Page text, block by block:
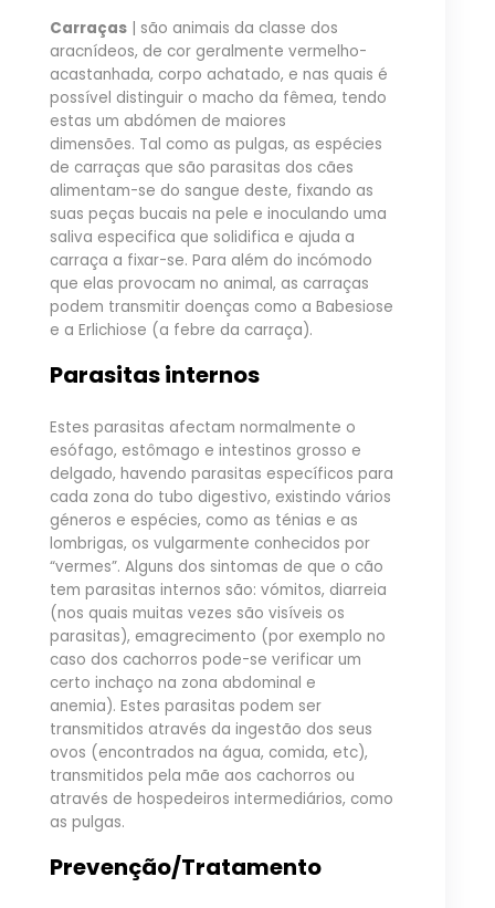
Carraças | são animais da classe dos
aracnídeos, de cor geralmente vermelho-
acastanhada, corpo achatado, e nas quais é
possível distinguir o macho da fêmea, tendo
estas um abdómen de maiores
dimensões. Tal como as pulgas, as espécies
de carraças que são parasitas dos cães
alimentam-se do sangue deste, fixando as
suas peças bucais na pele e inoculando uma
saliva especifica que solidifica e ajuda a
carraça a fixar-se. Para além do incómodo
que elas provocam no animal, as carraças
podem transmitir doenças como a Babesiose
e a Erlichiose (a febre da carraça).
Parasitas internos
Estes parasitas afectam normalmente o
esófago, estômago e intestinos grosso e
delgado, havendo parasitas específicos para
cada zona do tubo digestivo, existindo vários
géneros e espécies, como as ténias e as
lombrigas, os vulgarmente conhecidos por
“vermes”. Alguns dos sintomas de que o cão
tem parasitas internos são: vómitos, diarreia
(nos quais muitas vezes são visíveis os
parasitas), emagrecimento (por exemplo no
caso dos cachorros pode-se verificar um
certo inchaço na zona abdominal e
anemia). Estes parasitas podem ser
transmitidos através da ingestão dos seus
ovos (encontrados na água, comida, etc),
transmitidos pela mãe aos cachorros ou
através de hospedeiros intermediários, como
as pulgas.
Prevenção/Tratamento